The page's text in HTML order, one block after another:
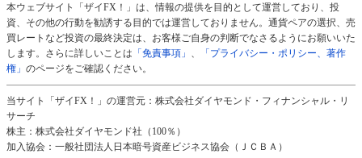
本ウェブサイト「ザイFX！」は、情報の提供を目的として運営しており、投
資、その他の行動を勧誘する目的では運営しておりません。通貨ペアの選択、売
買レートなど投資の最終決定は、お客様ご自身の判断でなさるようにお願いいた
します。さらに詳しいことは 「免責事項」
「プライバシー・ポリシー、著作
権」 のページをご確認ください。
当サイト「ザイFX！」の運営元：株式会社ダイヤモンド・フィナンシャル・リ
サーチ
株主：株式会社ダイヤモンド社（100％）
加入協会：一般社団法人日本暗号資産ビジネス協会（ＪＣＢＡ）